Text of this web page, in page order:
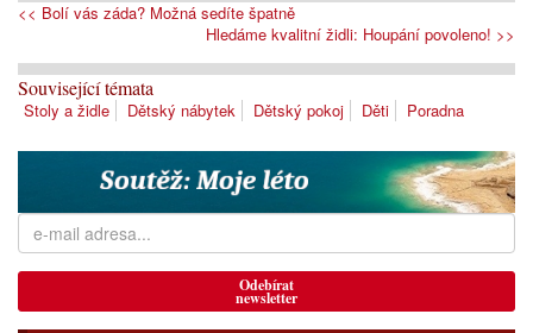
<< Bolí vás záda? Možná sedíte špatně
Hledáme kvalitní židli: Houpání povoleno! >>
Související témata
Stoly a židle Dětský nábytek Dětský pokoj Děti Poradna
Odebírat
newsletter